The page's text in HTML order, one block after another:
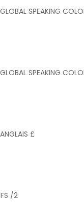
SPEAKING
SPEAKING
£
/2